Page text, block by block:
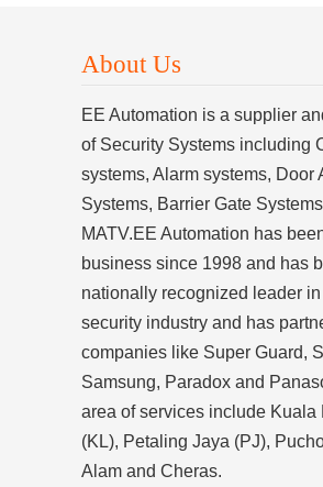
About Us
EE Automation is a supplier
of Security Systems including
systems, Alarm systems, Door
Systems, Barrier Gate
MATV.EE Automation has
business since 1998 and has
nationally recognized leader
security industry and has
companies like Super Guard,
Samsung, Paradox and
area of services include Kuala
(KL), Petaling Jaya (PJ),
Alam and Cheras.